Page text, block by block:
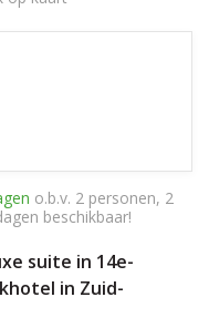
o.b.v. 2 personen, 2
beschikbaar!
suite in 14e-
in Zuid-